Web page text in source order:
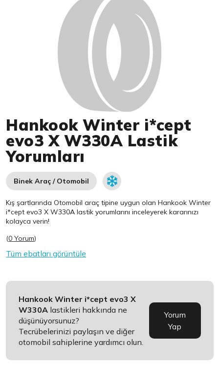
Hankook Winter i*cept
evo3 X W330A Lastik
Yorumları
Binek Araç / Otomobil
Kış şartlarında Otomobil araç tipine uygun olanHankook Winter
i*cept evo3 X W330A lastik yorumlarını inceleyerek kararınızı
kolayca verin!
(0 Yorum)
Tüm ebatları görüntüle
Hankook Winter i*cept evo3 X
W330A lastikleri hakkında ne
düşünüyorsunuz?
Tecrübelerinizi paylaşın ve diğer
otomobil sahiplerine yardımcı olun.
Yorum
Yap